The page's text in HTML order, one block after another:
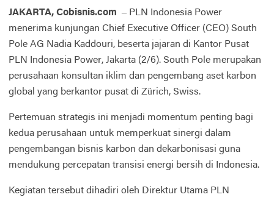
JAKARTA, Cobisnis.com – PLN Indonesia Power
menerima kunjungan Chief Executive Officer (CEO) South
Pole AG Nadia Kaddouri, beserta jajaran di Kantor Pusat
PLN Indonesia Power, Jakarta (2/6). South Pole merupakan
perusahaan konsultan iklim dan pengembang aset karbon
global yang berkantor pusat di Zürich, Swiss.
Pertemuan strategis ini menjadi momentum penting bagi
kedua perusahaan untuk memperkuat sinergi dalam
pengembangan bisnis karbon dan dekarbonisasi guna
mendukung percepatan transisi energi bersih di Indonesia.
Kegiatan tersebut dihadiri oleh Direktur Utama PLN